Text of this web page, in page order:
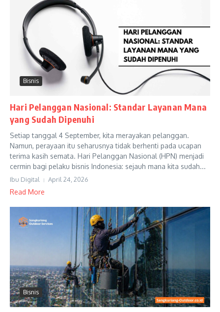
Bisnis
Hari Pelanggan Nasional: Standar Layanan Mana
yang Sudah Dipenuhi
Setiap tanggal 4 September, kita merayakan pelanggan.
Namun, perayaan itu seharusnya tidak berhenti pada ucapan
terima kasih semata. Hari Pelanggan Nasional (HPN) menjadi
cermin bagi pelaku bisnis Indonesia: sejauh mana kita sudah...
Ibu Digital April 24, 2026
Read More
Bisnis